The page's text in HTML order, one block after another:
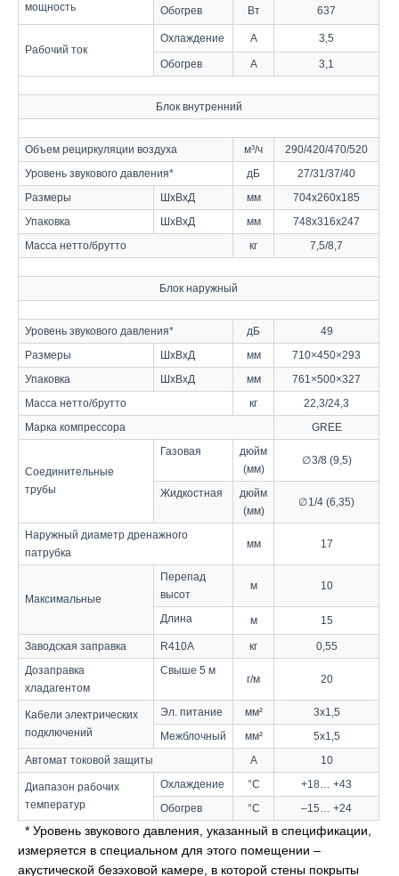
мощность
Обогрев Вт 637
Рабочий ток
Охлаждение А 3,5
Обогрев А 3,1
Блок внутренний
Объем рециркуляции воздуха м³/ч
290/420/470/520
Уровень звукового давления*
дБ
27/31/37/40
Размеры
ШхВхД мм
704x260x185
Упаковка
ШхВхД мм
748x316x247
Масса нетто/брутто
кг 7,5/8,7
Блок наружный
Уровень звукового давления* дБ
49
Размеры
ШхBxД мм
710×450×293
Упаковка
ШхBxД мм
761×500×327
Масса нетто/брутто
кг
22,3/24,3
Марка компрессора
GREE
Соединительные
трубы
Газовая
дюйм
(мм)
∅ 3/8 (9,5)
Жидкостная
дюйм
(мм)
∅ 1/4 (6,35)
Наружный диаметр дренажного
патрубка
мм 17
Максимальные
Перепад
высот
м 10
Длина м 15
Заводская заправка R410A кг
0,55
Дозаправка
хладагентом
Свыше 5 м
г/м 20
Кабели электрических
подключений
Эл. питание мм²
3x1,5
Межблочный
мм²
5x1,5
Автомат токовой защиты
А 10
Диапазон рабочих
температур
Охлаждение °С
+18… +43
Обогрев
°С –15… +24
* Уровень звукового давления, указанный в спецификации,
измеряется в специальном для этого помещении –
акустической безэховой камере, в которой стены покрыты